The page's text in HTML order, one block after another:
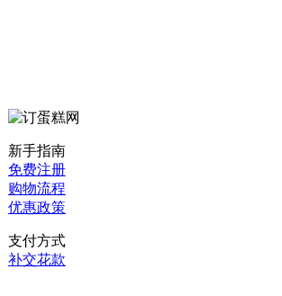
新手指南
免费注册
购物流程
优惠政策
支付方式
补交花款